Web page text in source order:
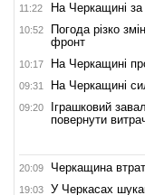
11:22 На Черкащині
10:52
Погода різко
фронт
10:17 На Черкащині
09:31 На Черкащині
09:20
Іграшковий
повернути
20:09 Черкащина
19:03 У Черкасах